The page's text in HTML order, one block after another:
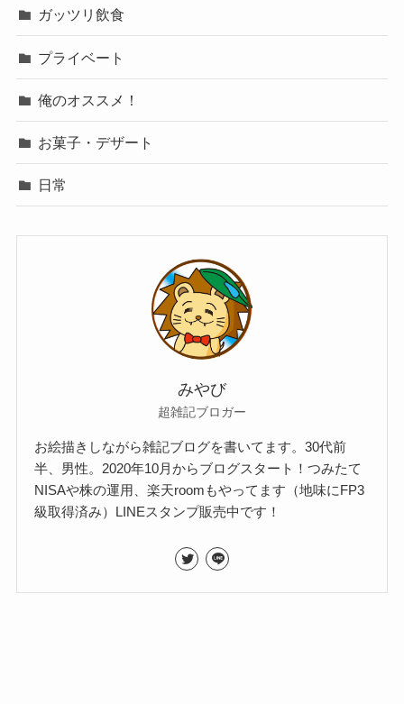
ガッツリ飲食
プライベート
俺のオススメ！
お菓子・デザート
日常
みやび
超雑記ブロガー
お絵描きしながら雑記ブログを書いてます。30代前
半、男性。2020年10月からブログスタート！つみたて
NISAや株の運用、楽天roomもやってます（地味にFP3
級取得済み）LINEスタンプ販売中です！